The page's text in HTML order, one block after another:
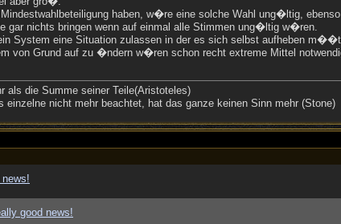
haben, w�re eine solche Wahl ung�ltig,
gar nichts bringen wenn auf einmal alle Stimmen ung�ltig w�ren.
System eine Situation zulassen in der es sich selbst aufheben
von Grund auf zu �ndern w�ren schon recht extreme Mittel
als die Summe seiner Teile(Aristoteles)
einzelne nicht mehr beachtet, hat das ganze keinen Sinn mehr (Stone)
good news!